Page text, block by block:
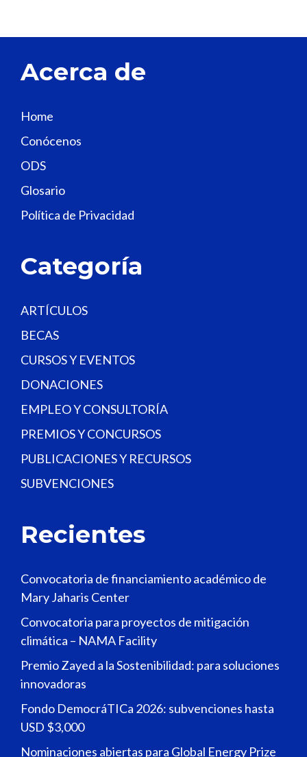
h
f
i
e
d
b
n
.
Acerca de
Home
Conócenos
ODS
Glosario
Política de Privacidad
Categoría
ARTÍCULOS
BECAS
CURSOS Y EVENTOS
DONACIONES
EMPLEO Y CONSULTORÍA
PREMIOS Y CONCURSOS
PUBLICACIONES Y RECURSOS
SUBVENCIONES
Recientes
Convocatoria de financiamiento académico de
Mary Jaharis Center
Convocatoria para proyectos de mitigación
climática – NAMA Facility
Premio Zayed a la Sostenibilidad: para soluciones
innovadoras
Fondo DemocráTICa 2026: subvenciones hasta
USD $3,000
Nominaciones abiertas para Global Energy Prize